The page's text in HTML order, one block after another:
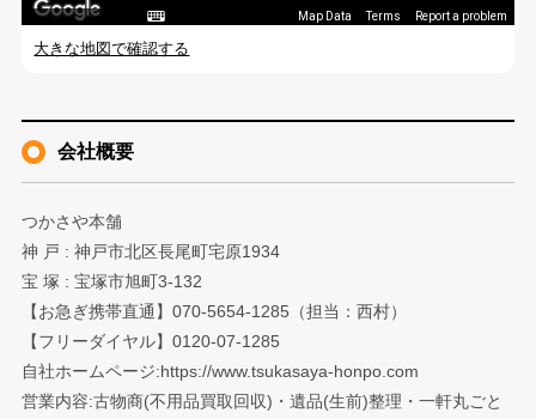
Map Data Terms Report a problem
大きな地図で確認する
会社概要
つかさや本舗
神 戸 : 神戸市北区長尾町宅原1934
宝 塚 : 宝塚市旭町3-132
【お急ぎ携帯直通】070-5654-1285（担当：西村）
【フリーダイヤル】0120-07-1285
自社ホームページ:https://www.tsukasaya-honpo.com
営業内容:古物商(不用品買取回収)・遺品(生前)整理・一軒丸ごと